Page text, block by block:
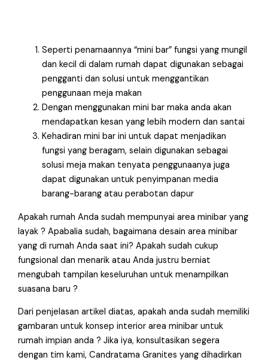
Seperti penamaannya “mini bar” fungsi yang mungil
dan kecil di dalam rumah dapat digunakan sebagai
pengganti dan solusi untuk menggantikan
penggunaan meja makan
Dengan menggunakan mini bar maka anda akan
mendapatkan kesan yang lebih modern dan santai
Kehadiran mini bar ini untuk dapat menjadikan
fungsi yang beragam, selain digunakan sebagai
solusi meja makan tenyata penggunaanya juga
dapat digunakan untuk penyimpanan media
barang-barang atau perabotan dapur
Apakah rumah Anda sudah mempunyai area minibar yang
layak ? Apabalia sudah, bagaimana desain area minibar
yang di rumah Anda saat ini? Apakah sudah cukup
fungsional dan menarik atau Anda justru berniat
mengubah tampilan keseluruhan untuk menampilkan
suasana baru ?
Dari penjelasan artikel diatas, apakah anda sudah memiliki
gambaran untuk konsep interior area minibar untuk
rumah impian anda ? Jika iya, konsultasikan segera
dengan tim kami, Candratama Granites yang dihadirkan